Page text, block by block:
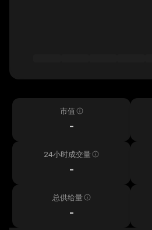
市值
-
24小时成交量
-
总供给量
-